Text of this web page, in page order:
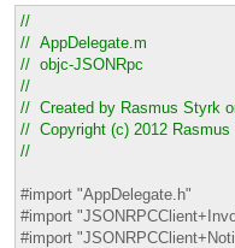
//
// AppDelegate.m
// objc-JSONRpc
//
// Created by Rasmus Styrk
// Copyright (c) 2012
//
#import "AppDelegate.h"
#import
#import